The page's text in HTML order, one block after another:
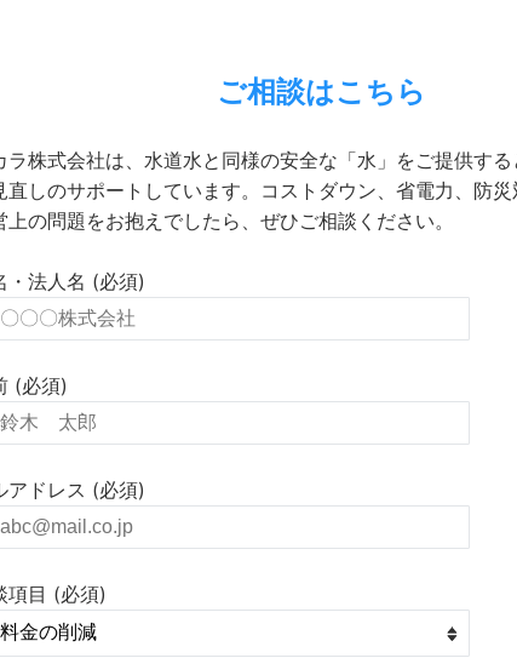
ご相談はこちら
ラ株式会社は、水道水と同様の安全な「水」をご提供す
直しのサポートしています。コストダウン、省電力、防
上の問題をお抱えでしたら、ぜひご相談ください。
・法人名 (必須)
(必須)
アドレス (必須)
項目 (必須)